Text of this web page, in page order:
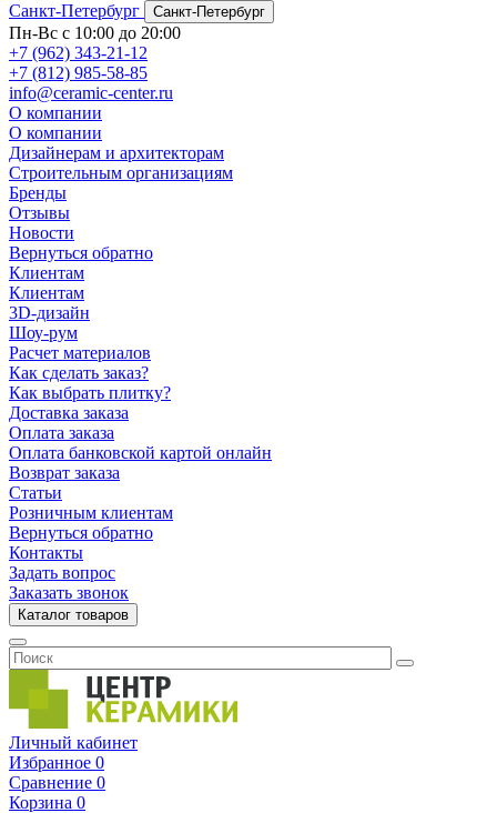
Санкт-Петербург
Санкт-Петербург
Пн-Вс с 10:00 до 20:00
+7 (962) 343-21-12
+7 (812) 985-58-85
info@ceramic-center.ru
О компании
О компании
Дизайнерам и архитекторам
Строительным организациям
Бренды
Отзывы
Новости
Вернуться обратно
Клиентам
Клиентам
3D-дизайн
Шоу-рум
Расчет материалов
Как сделать заказ?
Как выбрать плитку?
Доставка заказа
Оплата заказа
Оплата банковской картой онлайн
Возврат заказа
Статьи
Розничным клиентам
Вернуться обратно
Контакты
Задать вопрос
Заказать звонок
Каталог товаров
Личный кабинет
Избранное 0
Сравнение 0
Корзина 0